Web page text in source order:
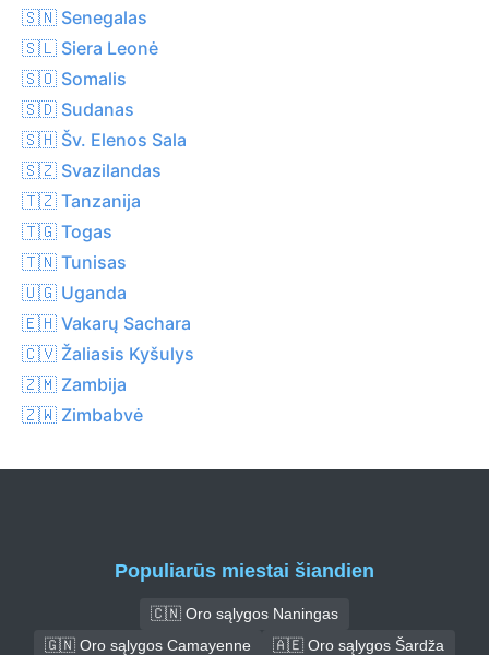
🇸🇳 Senegalas
🇸🇱 Siera Leonė
🇸🇴 Somalis
🇸🇩 Sudanas
🇸🇭 Šv. Elenos Sala
🇸🇿 Svazilandas
🇹🇿 Tanzanija
🇹🇬 Togas
🇹🇳 Tunisas
🇺🇬 Uganda
🇪🇭 Vakarų Sachara
🇨🇻 Žaliasis Kyšulys
🇿🇲 Zambija
🇿🇼 Zimbabvė
Populiarūs miestai šiandien
🇨🇳 Oro sąlygos Naningas
🇬🇳 Oro sąlygos Camayenne
🇦🇪 Oro sąlygos Šardža